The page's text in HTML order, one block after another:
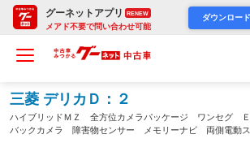
グーネットアプリ RENEW
メアド不要で問い合わせ可能
ダウンロード
三菱 デリカＤ：２
ハイブリッドＭＺ 全方位カメラパッケージ ワンセグ
バックカメラ 障害物センサー メモリーナビ 両側電動